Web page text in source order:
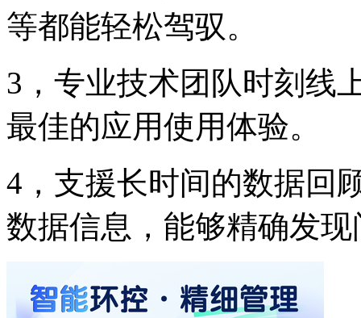
等都能轻松驾驭。
3，专业技术团队时刻线
最佳的应用使用体验。
4，支援长时间的数据回
数据信息，能够精确发